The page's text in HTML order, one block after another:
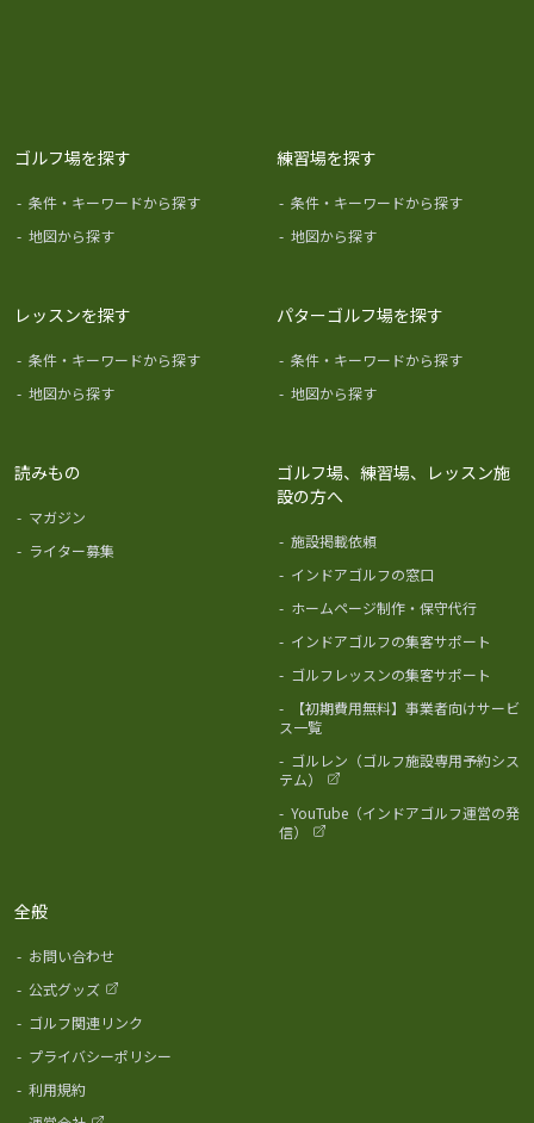
ゴルフ場を探す
- 条件・キーワードから探す
- 地図から探す
練習場を探す
- 条件・キーワードから探す
- 地図から探す
レッスンを探す
- 条件・キーワードから探す
- 地図から探す
パターゴルフ場を探す
- 条件・キーワードから探す
- 地図から探す
読みもの
- マガジン
- ライター募集
ゴルフ場、練習場、レッスン施
設の方へ
- 施設掲載依頼
- インドアゴルフの窓口
- ホームページ制作・保守代行
- インドアゴルフの集客サポート
- ゴルフレッスンの集客サポート
-
【初期費用無料】事業者向けサービ
ス一覧
- ゴルレン（ゴルフ施設専用予約シス
テム）
- YouTube（インドアゴルフ運営の発
信）
全般
- お問い合わせ
- 公式グッズ
- ゴルフ関連リンク
- プライバシーポリシー
- 利用規約